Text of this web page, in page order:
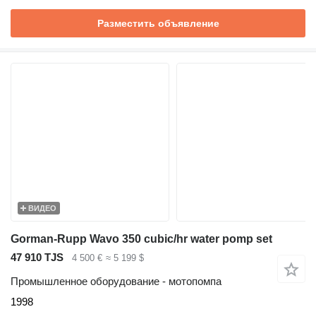
Разместить объявление
ВИДЕО
Gorman-Rupp Wavo 350 cubic/hr water pomp set
47 910 TJS
4 500 € ≈ 5 199 $
Промышленное оборудование - мотопомпа
1998